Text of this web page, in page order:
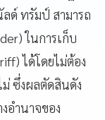
ด์ ทรัมป์ สามารถ
ในการเก็บ
ได้โดยไม่ต้อง
ซึ่งผลตัดสินดัง
อำนาจของ